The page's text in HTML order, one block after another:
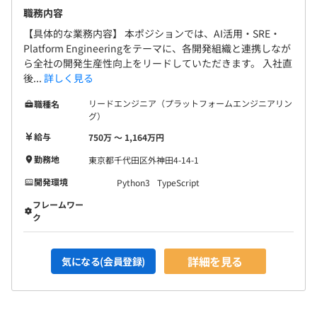
職務内容
【具体的な業務内容】 本ポジションでは、AI活用・SRE・
Platform Engineeringをテーマに、各開発組織と連携しなが
ら全社の開発生産性向上をリードしていただきます。 入社直
後... 詳しく見る
職種名
リードエンジニア（プラットフォームエンジニアリン
グ）
給与
750万 〜 1,164万円
勤務地
東京都千代田区外神田4-14-1
開発環境
Python3
TypeScript
フレームワー
ク
気になる(会員登録) 詳細を見る